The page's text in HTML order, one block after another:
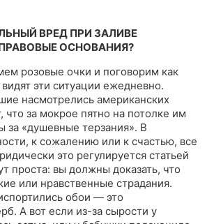
ВРЕД ПРИ ЗАЛИВЕ
ОСНОВАНИЯ?
розовые очки и поговорим как
эти ситуации ежедневно.
насмотрелись американских
что за мокрое пятно на потолке им
за «душевные терзания». В
к сожалению или к счастью, все
это регулируется статьей
проста: вы должны доказать, что
или нравственные страдания.
обои — это
А вот если из-за сырости у